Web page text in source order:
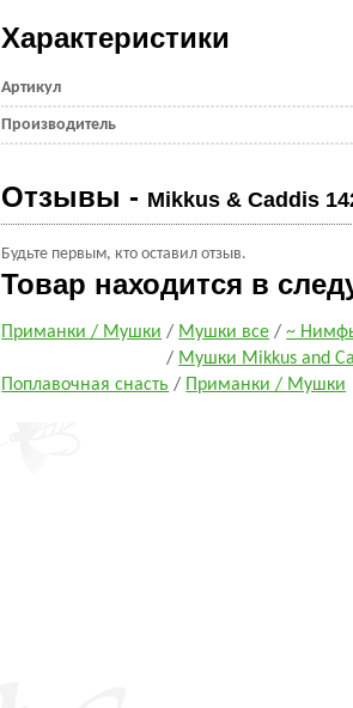
Характеристики
Артикул
Производитель
Отзывы - Mikkus & Caddis
Будьте первым, кто оставил отзыв.
Товар находится в
Приманки / Мушки / Мушки все /~
/ Мушки Mikkus and
Поплавочная снасть / Приманки / Мушки